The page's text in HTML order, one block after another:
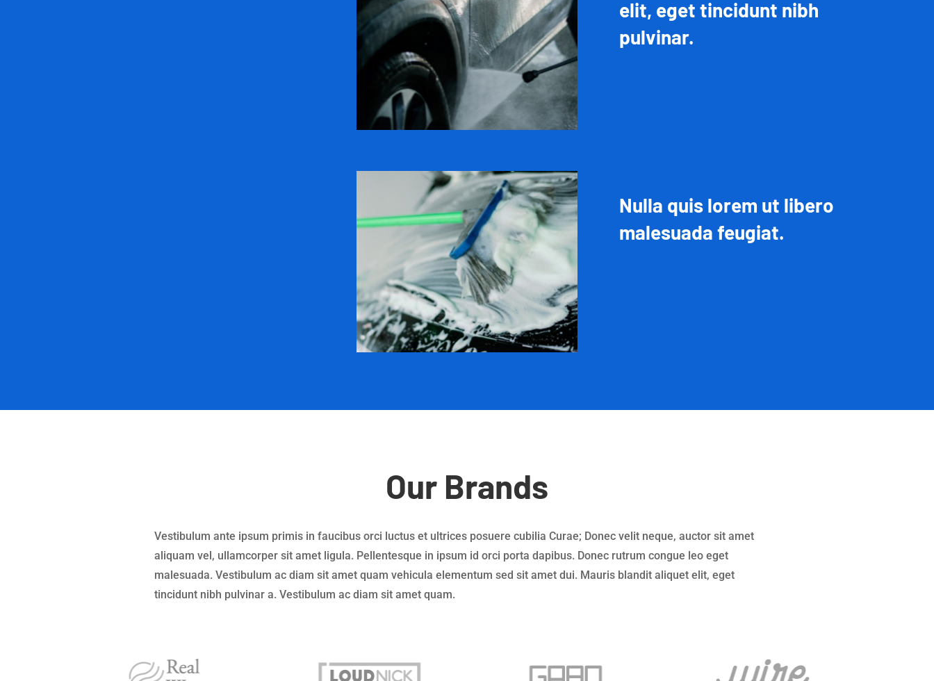
elit, eget tincidunt nibh
pulvinar.
Nulla quis lorem ut libero
malesuada feugiat.
Our Brands
Vestibulum ante ipsum primis in faucibus orci luctus et ultrices posuere cubilia Curae; Donec velit neque, auctor sit amet
aliquam vel, ullamcorper sit amet ligula. Pellentesque in ipsum id orci porta dapibus. Donec rutrum congue leo eget
malesuada. Vestibulum ac diam sit amet quam vehicula elementum sed sit amet dui. Mauris blandit aliquet elit, eget
tincidunt nibh pulvinar a. Vestibulum ac diam sit amet quam.